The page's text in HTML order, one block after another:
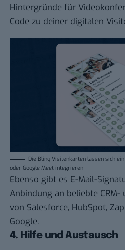
Hintergründe für
Code zu deiner digitalen
Die Blinq Visitenkarten lassen sich
oder Google Meet integrieren
Ebenso gibt es E-Mail-
Anbindung an beliebte CRM-
von Salesforce, HubSpot,
Google.
4. Hilfe und Austausch